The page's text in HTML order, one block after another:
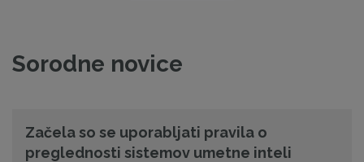
Sorodne novice
Začela so se uporabljati pravila o
preglednosti sistemov umetne inteli